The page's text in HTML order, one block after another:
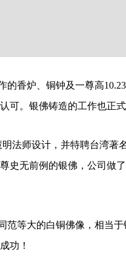
香炉、铜钟及一尊高
可。银佛铸造的工作也正
法师设计， 并特聘台湾著
史无前例的银佛，公司做
等大的白铜佛像，相当于
功！